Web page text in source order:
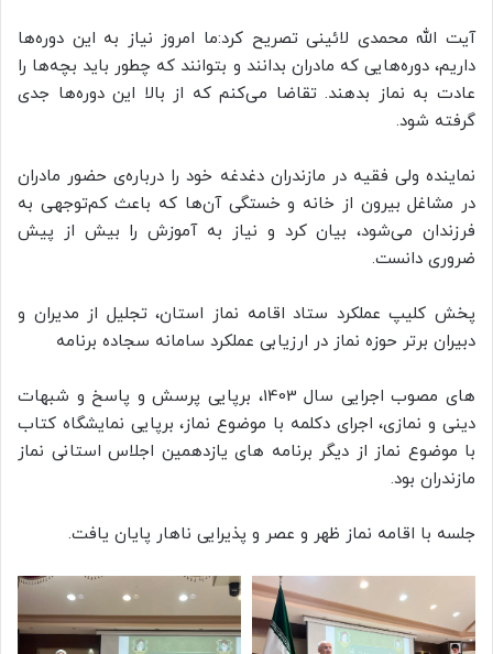
آیت الله محمدی لائینی تصریح کرد:ما امروز نیاز به این دوره‌ها
داریم، دوره‌هایی که مادران بدانند و بتوانند که چطور باید بچه‌ها را
عادت به نماز بدهند. تقاضا می‌کنم که از بالا این دوره‌ها جدی
گرفته شود.
نماینده ولی فقیه در مازندران دغدغه خود را درباره‌ی حضور مادران
در مشاغل بیرون از خانه و خستگی آن‌ها که باعث کم‌توجهی به
فرزندان می‌شود، بیان کرد و نیاز به آموزش را بیش از پیش
ضروری دانست.
پخش کلیپ عملکرد ستاد اقامه نماز استان، تجلیل از مدیران و
دبیران برتر حوزه نماز در ارزیابی عملکرد سامانه سجاده برنامه
های مصوب اجرایی سال 1403، برپایی پرسش و پاسخ و شبهات
دینی و نمازی، اجرای دکلمه با موضوع نماز، برپایی نمایشگاه کتاب
با موضوع نماز از دیگر برنامه های یازدهمین اجلاس استانی نماز
مازندران بود.
جلسه با اقامه نماز ظهر و عصر و پذیرایی ناهار پایان یافت.